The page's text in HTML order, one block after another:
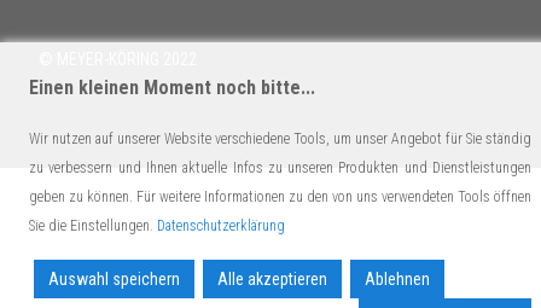
Einen kleinen Moment noch bitte...
Wir nutzen auf unserer Website verschiedene Tools, um unser Angebot für Sie ständig
zu verbessern und Ihnen aktuelle Infos zu unseren Produkten und Dienstleistungen
geben zu können. Für weitere Informationen zu den von uns verwendeten Tools öffnen
Sie die Einstellungen. Datenschutzerklärung
Auswahl speichern Alle akzeptieren Ablehnen